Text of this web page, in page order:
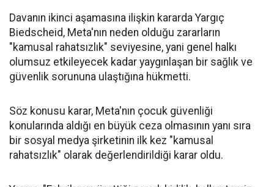
Davanın ikinci aşamasına ilişkin kararda Yargıç
Biedscheid, Meta'nın neden olduğu zararların
"kamusal rahatsızlık" seviyesine, yani genel halkı
olumsuz etkileyecek kadar yaygınlaşan bir sağlık ve
güvenlik sorununa ulaştığına hükmetti.
Söz konusu karar, Meta'nın çocuk güvenliği
konularında aldığı en büyük ceza olmasının yanı sıra
bir sosyal medya şirketinin ilk kez "kamusal
rahatsızlık" olarak değerlendirildiği karar oldu.